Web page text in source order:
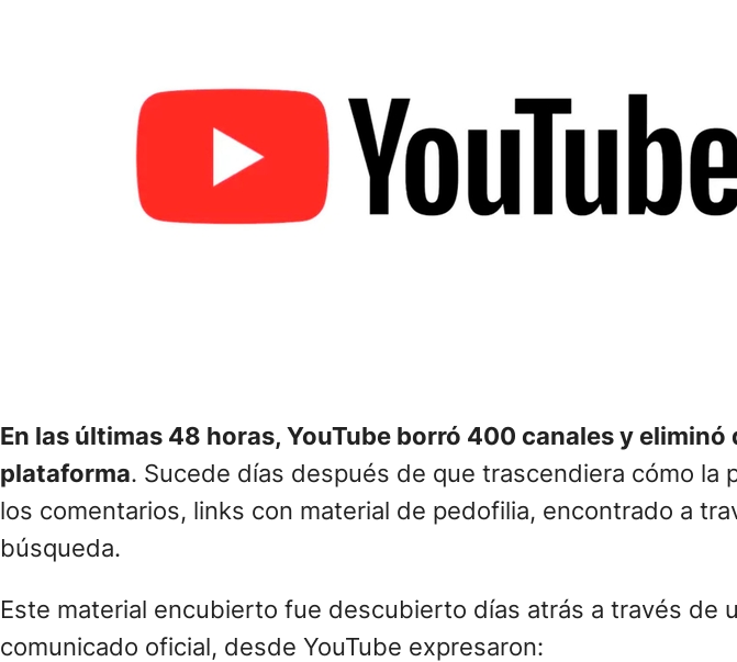
En las últimas 48 horas, YouTube borró 400 canales y
plataforma. Sucede días después de que trascendiera cómo la
los comentarios, links con material de pedofilia, encontrado a
búsqueda.
Este material encubierto fue descubierto días atrás a través de
comunicado oficial, desde YouTube expresaron: